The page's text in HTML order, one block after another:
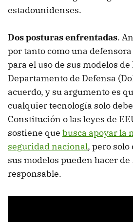
estadounidenses.
Dos posturas enfrentadas.
por tanto como una
para el uso de sus modelos de
Departamento de Defensa
acuerdo, y su argumento es
cualquier tecnología solo
Constitución o las leyes de
sostiene que busca apoyar la
seguridad nacional, pero
sus modelos pueden hacer
responsable.